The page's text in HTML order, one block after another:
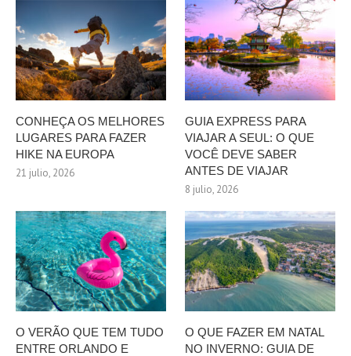
CONHEÇA OS MELHORES
LUGARES PARA FAZER
HIKE NA EUROPA
21 julio, 2026
GUIA EXPRESS PARA
VIAJAR A SEUL: O QUE
VOCÊ DEVE SABER
ANTES DE VIAJAR
8 julio, 2026
O VERÃO QUE TEM TUDO
ENTRE ORLANDO E
O QUE FAZER EM NATAL
NO INVERNO: GUIA DE